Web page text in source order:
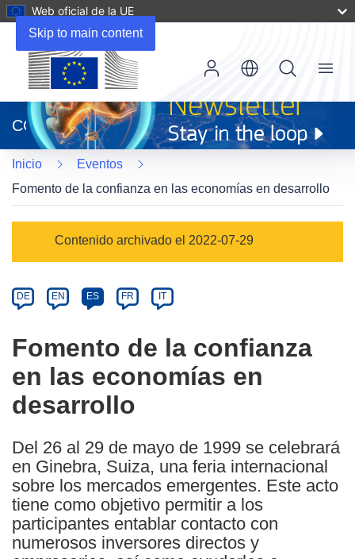
Skip to main content
Web oficial de la UE
abrirá
en
una
nueva
ventana)
CORDIS
Menu
Inicio
Eventos
Fomento de la confianza en las economías en desarrollo
category
Contenido archivado el 2022-07-29
Article
available
the
following
languages:
DE EN ES FR IT
Fomento de la confianza
en las economías en
desarrollo
Del 26 al 29 de mayo de 1999 se celebrará
en Ginebra, Suiza, una feria internacional
sobre los mercados emergentes. Este acto
tiene como objetivo permitir a los
participantes entablar contacto con
numerosos inversores directos y